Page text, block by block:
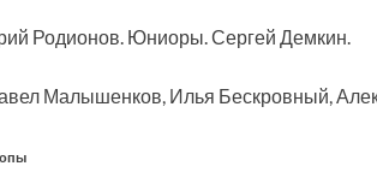
Родионов. Юниоры. Сергей Демкин.
Малышенков, Илья Бескровный,